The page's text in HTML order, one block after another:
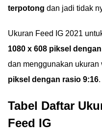
terpotong dan jadi tidak
Ukuran Feed IG 2021
1080 x 608 piksel
dan menggunakan ukuran
piksel dengan rasio 9:16.
Tabel Daftar
Feed IG